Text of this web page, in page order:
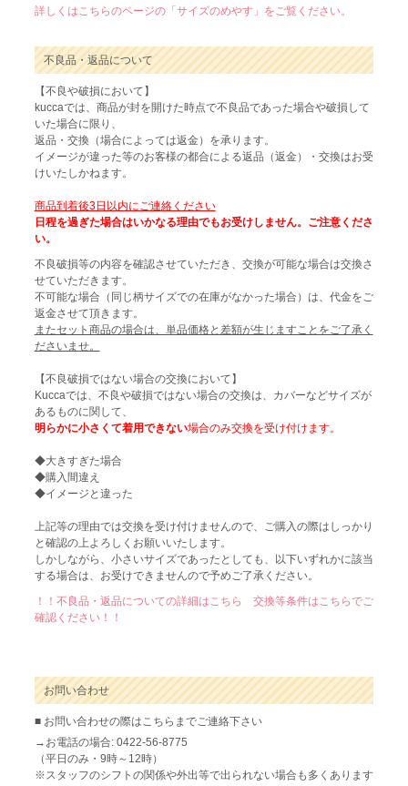
詳しくはこちらのページの「サイズのめやす」をご覧ください。
不良品・返品について
【不良や破損において】
kuccaでは、商品が封を開けた時点で不良品であった場合や破損して
いた場合に限り、
返品・交換（場合によっては返金）を承ります。
イメージが違った等のお客様の都合による返品（返金）・交換はお受
けいたしかねます。
商品到着後3日以内にご連絡ください
日程を過ぎた場合はいかなる理由でもお受けしません。ご注意くださ
い。
不良破損等の内容を確認させていただき、交換が可能な場合は交換さ
せていただきます。
不可能な場合（同じ柄サイズでの在庫がなかった場合）は、代金をご
返金させて頂きます。
またセット商品の場合は、単品価格と差額が生じますことをご了承く
ださいませ。
【不良破損ではない場合の交換において】
Kuccaでは、不良や破損ではない場合の交換は、カバーなどサイズが
あるものに関して、
明らかに小さくて着用できない場合のみ交換を受け付けます。
◆大きすぎた場合
◆購入間違え
◆イメージと違った
上記等の理由では交換を受け付けませんので、ご購入の際はしっかり
と確認の上よろしくお願いいたします。
しかしながら、小さいサイズであったとしても、以下いずれかに該当
する場合は、お受けできませんので予めご了承ください。
！！不良品・返品についての詳細はこちら 交換等条件はこちらでご
確認ください！！
お問い合わせ
■ お問い合わせの際はこちらまでご連絡下さい
→お電話の場合: 0422-56-8775
（平日のみ・9時～12時）
※スタッフのシフトの関係や外出等で出られない場合も多くあります